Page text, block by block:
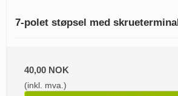
7-polet støpsel med skrueterminal
40,00 NOK
(inkl. mva.)